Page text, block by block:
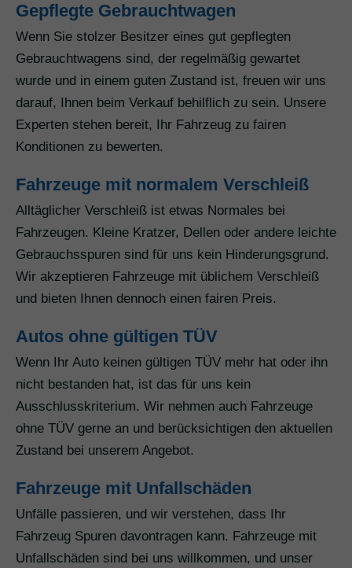
Gepflegte Gebrauchtwagen
Wenn Sie stolzer Besitzer eines gut gepflegten
Gebrauchtwagens sind, der regelmäßig gewartet
wurde und in einem guten Zustand ist, freuen wir uns
darauf, Ihnen beim Verkauf behilflich zu sein. Unsere
Experten stehen bereit, Ihr Fahrzeug zu fairen
Konditionen zu bewerten.
Fahrzeuge mit normalem Verschleiß
Alltäglicher Verschleiß ist etwas Normales bei
Fahrzeugen. Kleine Kratzer, Dellen oder andere leichte
Gebrauchsspuren sind für uns kein Hinderungsgrund.
Wir akzeptieren Fahrzeuge mit üblichem Verschleiß
und bieten Ihnen dennoch einen fairen Preis.
Autos ohne gültigen TÜV
Wenn Ihr Auto keinen gültigen TÜV mehr hat oder ihn
nicht bestanden hat, ist das für uns kein
Ausschlusskriterium. Wir nehmen auch Fahrzeuge
ohne TÜV gerne an und berücksichtigen den aktuellen
Zustand bei unserem Angebot.
Fahrzeuge mit Unfallschäden
Unfälle passieren, und wir verstehen, dass Ihr
Fahrzeug Spuren davontragen kann. Fahrzeuge mit
Unfallschäden sind bei uns willkommen, und unser